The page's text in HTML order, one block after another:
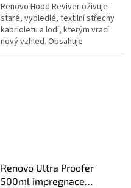
Renovo Hood Reviver oživuje
staré, vybledlé, textilní střechy
kabrioletu a lodí, kterým vrací
nový vzhled. Obsahuje
permanentní barviva na vodní
Renovo Ultra Proofer
500ml impregnace